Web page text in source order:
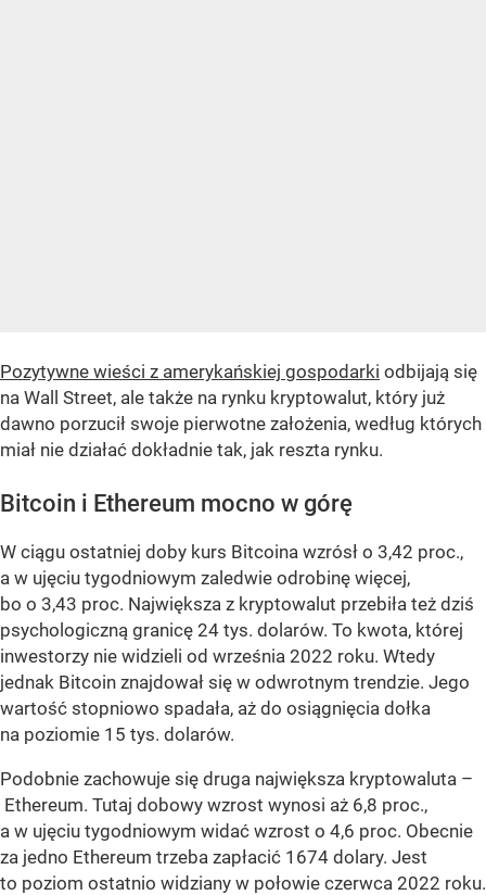
Pozytywne wieści z amerykańskiej gospodarki odbijają się
na Wall Street, ale także na rynku kryptowalut, który już
dawno porzucił swoje pierwotne założenia, według których
miał nie działać dokładnie tak, jak reszta rynku.
Bitcoin i Ethereum mocno w górę
W ciągu ostatniej doby kurs Bitcoina wzrósł o 3,42 proc.,
a w ujęciu tygodniowym zaledwie odrobinę więcej,
bo o 3,43 proc. Największa z kryptowalut przebiła też dziś
psychologiczną granicę 24 tys. dolarów. To kwota, której
inwestorzy nie widzieli od września 2022 roku. Wtedy
jednak Bitcoin znajdował się w odwrotnym trendzie. Jego
wartość stopniowo spadała, aż do osiągnięcia dołka
na poziomie 15 tys. dolarów.
Podobnie zachowuje się druga największa kryptowaluta –
Ethereum. Tutaj dobowy wzrost wynosi aż 6,8 proc.,
a w ujęciu tygodniowym widać wzrost o 4,6 proc. Obecnie
za jedno Ethereum trzeba zapłacić 1674 dolary. Jest
to poziom ostatnio widziany w połowie czerwca 2022 roku.